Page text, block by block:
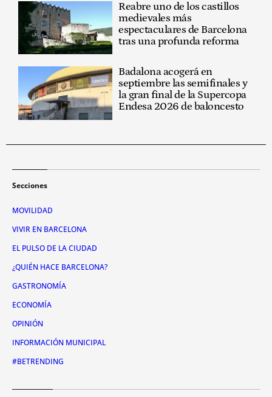
Reabre uno de los castillos
medievales más
espectaculares de Barcelona
tras una profunda reforma
Badalona acogerá en
septiembre las semifinales y
la gran final de la Supercopa
Endesa 2026 de baloncesto
Secciones
MOVILIDAD
VIVIR EN BARCELONA
EL PULSO DE LA CIUDAD
¿QUIÉN HACE BARCELONA?
GASTRONOMÍA
ECONOMÍA
OPINIÓN
INFORMACIÓN MUNICIPAL
#BETRENDING